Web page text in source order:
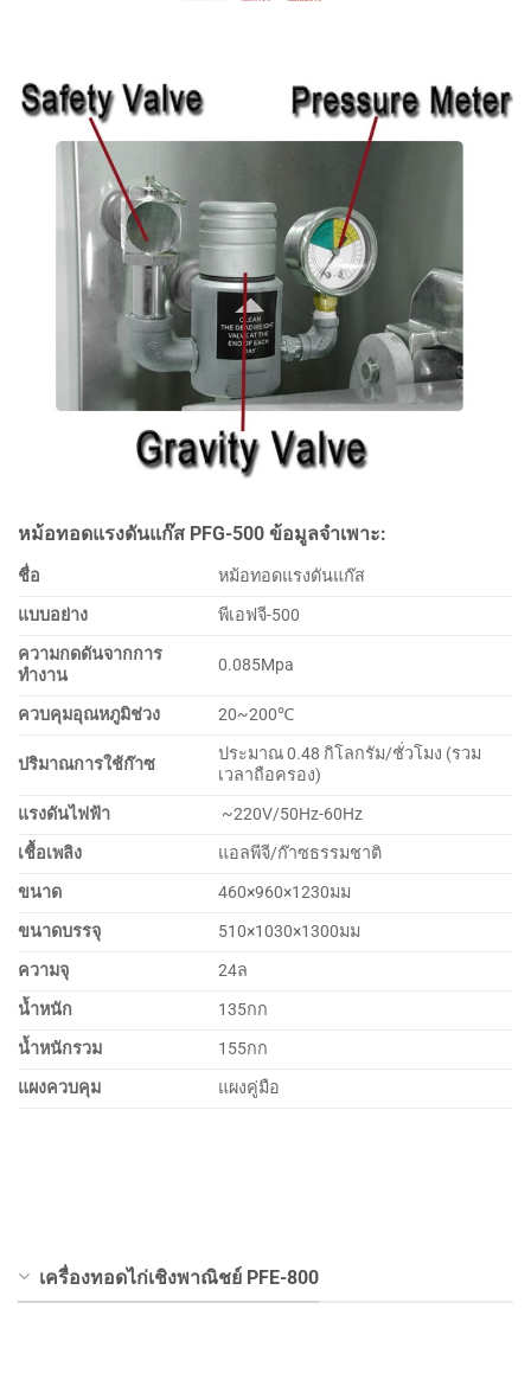
หม้อทอดแรงดันแก๊ส PFG-500 ข้อมูลจำเพาะ:
ชื่อ
หม้อทอดแรงดันแก๊ส
แบบอย่าง
พีเอฟจี-500
ความกดดันจากการ
ทำงาน
0.085Mpa
ควบคุมอุณหภูมิช่วง 20~200℃
ปริมาณการใช้ก๊าซ
ประมาณ 0.48 กิโลกรัม/ชั่วโมง (รวม
เวลาถือครอง)
แรงดันไฟฟ้า
~220V/50Hz-60Hz
เชื้อเพลิง
แอลพีจี/ก๊าซธรรมชาติ
ขนาด
460×960×1230มม
ขนาดบรรจุ
510×1030×1300มม
ความจุ
24ล
น้ำหนัก
135กก
น้ำหนักรวม
155กก
แผงควบคุม
แผงคู่มือ
เครื่องทอดไก่เชิงพาณิชย์ PFE-800